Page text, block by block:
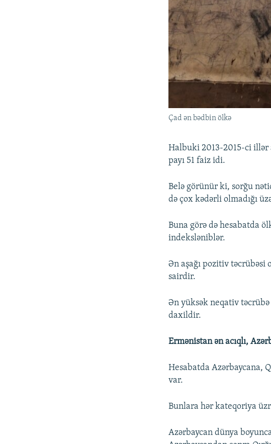
Çad ən bədbin ölkə
Halbuki 2013-2015-ci illər
payı 51 faiz idi.
Belə görünür ki, sorğu
də çox kədərli olmadığı
Buna görə də hesabatda
indeksləniblər.
Ən aşağı pozitiv təcrübəsi
sairdir.
Ən yüksək neqativ
daxildir.
Ermənistan ən acıqlı,
Hesabatda Azərbaycana,
var.
Bunlara hər kateqoriya
Azərbaycan dünya